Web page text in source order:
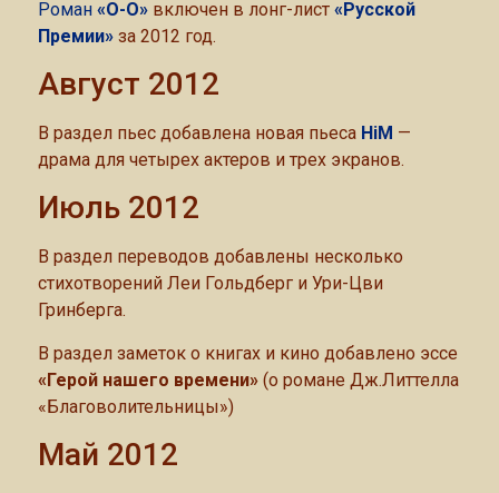
Роман «О-О» включен в лонг-лист «Русской
Премии» за 2012 год.
Август 2012
В раздел пьес добавлена новая пьеса HiM —
драма для четырех актеров и трех экранов.
Июль 2012
В раздел переводов добавлены несколько
стихотворений Леи Гольдберг и Ури-Цви
Гринберга.
В раздел заметок о книгах и кино добавлено эссе
«Герой нашего времени» (о романе Дж.Литтелла
«Благоволительницы»)
Май 2012